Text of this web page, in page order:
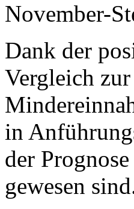
November-
Dank der
Vergleich
in
der
gewesen